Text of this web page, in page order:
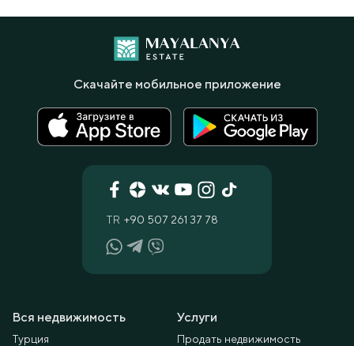
Вся недвижимость
Турция
Услуги
Продать недвижимость
TR +90 507 261 37 78
Скачайте мобильное приложение